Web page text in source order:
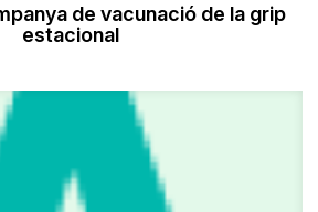
de vacunació de la grip
estacional